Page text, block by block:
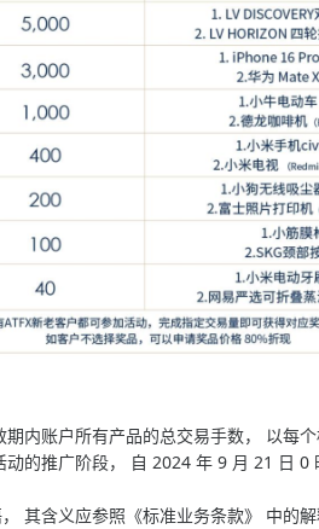
内账户所有产品的总交易手数， 以每
的推广阶段， 自 2024 年 9 月 21 日
其含义应参照《标准业务条款》 中的解